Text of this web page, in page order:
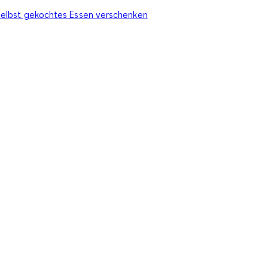
gekochtes Essen verschenken